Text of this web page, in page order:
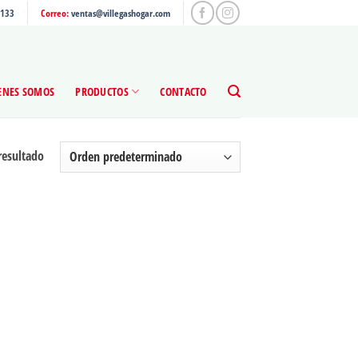
Correo:ventas@villegashogar.com
SOMOS PRODUCTOS CONTACTO